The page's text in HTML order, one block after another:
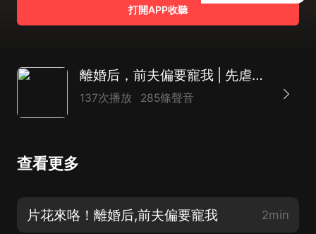
打開APP收聽
離婚后，前夫偏要寵我 | 先虐后甜，先婚后愛，蓄謀已久的愛戀
137次播放 285條聲音
查看更多
片花來咯！離婚后,前夫偏要寵我 2min